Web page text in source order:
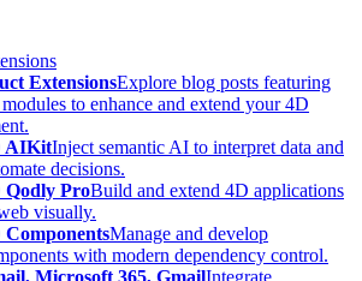
ExtensionsExplore blog posts featuring
to enhance and extend your 4D
AIKitInject semantic AI to interpret data and
decisions.
Qodly ProBuild and extend 4D applications
visually.
ComponentsManage and develop
with modern dependency control.
Microsoft 365, GmailIntegrate